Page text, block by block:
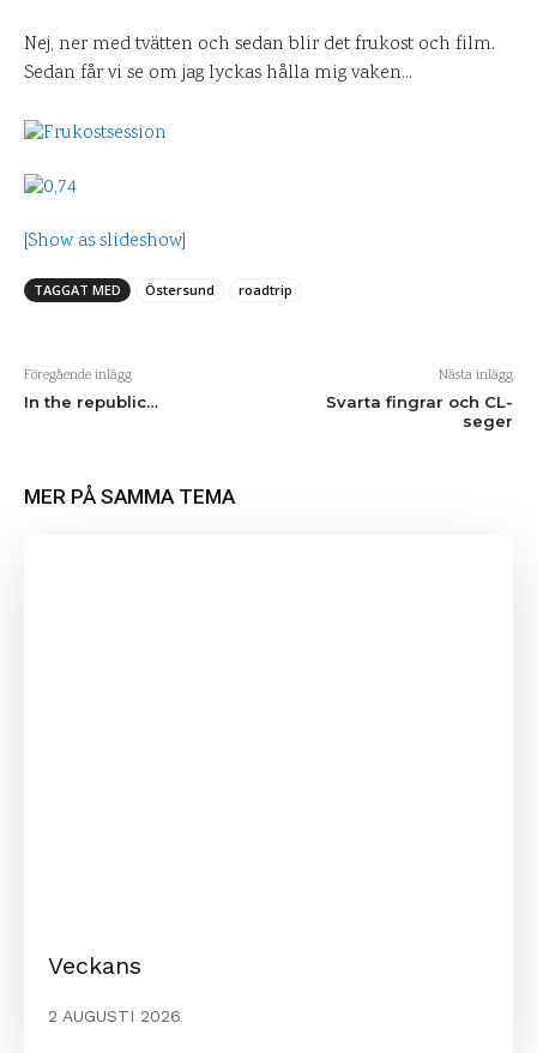
Nej, ner med tvätten och sedan blir det frukost och film.
Sedan får vi se om jag lyckas hålla mig vaken…
[Show as slideshow]
TAGGAT MED Östersund roadtrip
Föregående inlägg
In the republic…
Nästa inlägg
Svarta fingrar och CL-
seger
MER PÅ SAMMA TEMA
Veckans
2 AUGUSTI 2026